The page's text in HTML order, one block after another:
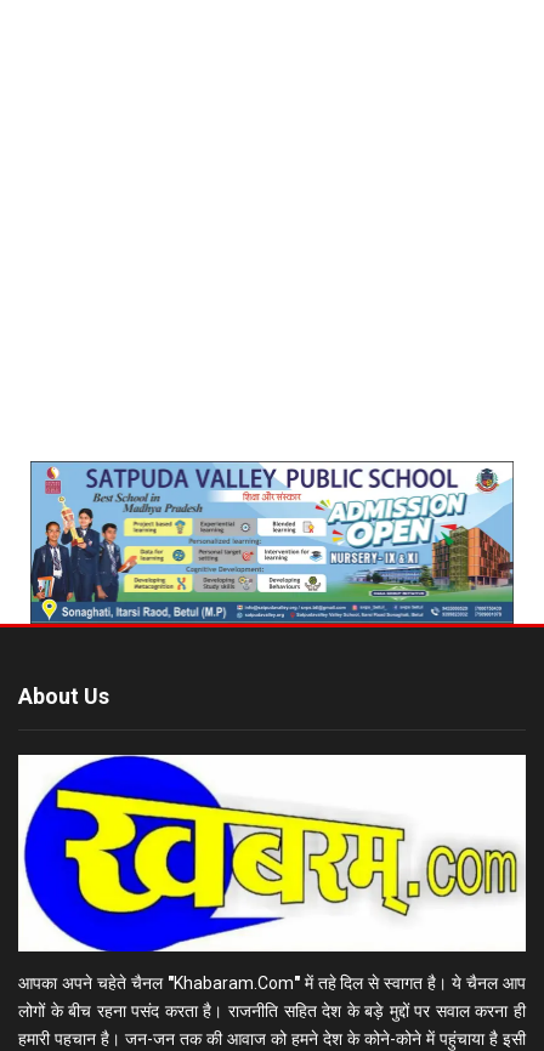
About Us
आपका अपने चहेते चैनल "Khabaram.Com"में तहे दिल से स्वागत है। ये चैनल आप
लोगों के बीच रहना पसंद करता है। राजनीति सहित देश के बड़े मुद्दों पर सवाल करना ही
हमारी पहचान है। जन-जन तक की आवाज को हमने देश के कोने-कोने में पहुंचाया है इसी